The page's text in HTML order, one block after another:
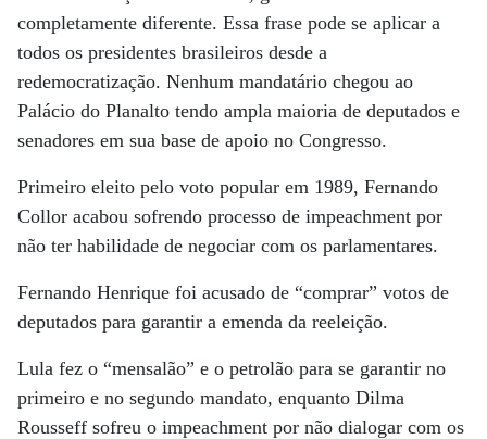
completamente diferente. Essa frase pode se aplicar a
todos os presidentes brasileiros desde a
redemocratização. Nenhum mandatário chegou ao
Palácio do Planalto tendo ampla maioria de deputados e
senadores em sua base de apoio no Congresso.
Primeiro eleito pelo voto popular em 1989, Fernando
Collor acabou sofrendo processo de impeachment por
não ter habilidade de negociar com os parlamentares.
Fernando Henrique foi acusado de “comprar” votos de
deputados para garantir a emenda da reeleição.
Lula fez o “mensalão” e o petrolão para se garantir no
primeiro e no segundo mandato, enquanto Dilma
Rousseff sofreu o impeachment por não dialogar com os